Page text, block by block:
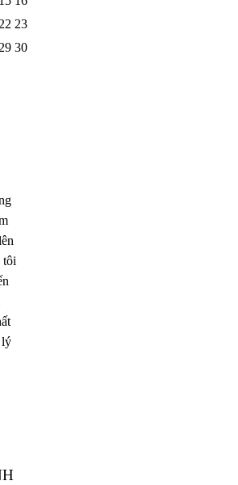
22 23
29 30
tôi
lý